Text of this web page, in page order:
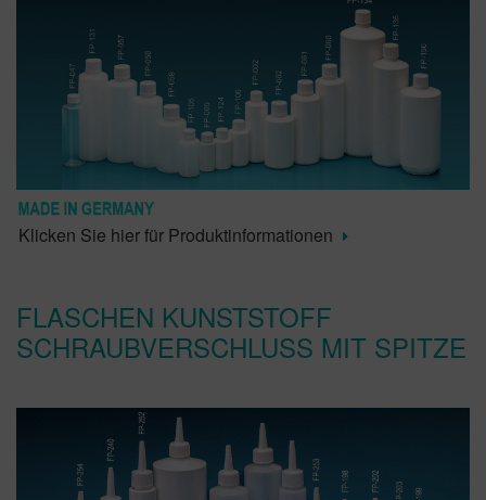
Klicken Sie hier für Produktinformationen
FLASCHEN KUNSTSTOFF
SCHRAUBVERSCHLUSS MIT SPITZE